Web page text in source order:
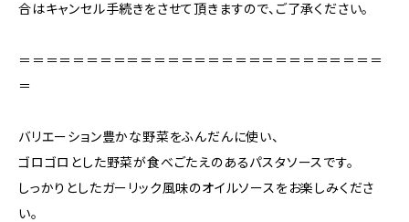
合はキャンセル手続きをさせて頂きますので、ご了承ください。
＝＝＝＝＝＝＝＝＝＝＝＝＝＝＝＝＝＝＝＝＝＝＝＝＝＝＝
＝
バリエーション豊かな野菜をふんだんに使い、
ゴロゴロとした野菜が食べごたえのあるパスタソースです。
しっかりとしたガーリック風味のオイルソースをお楽しみくださ
い。